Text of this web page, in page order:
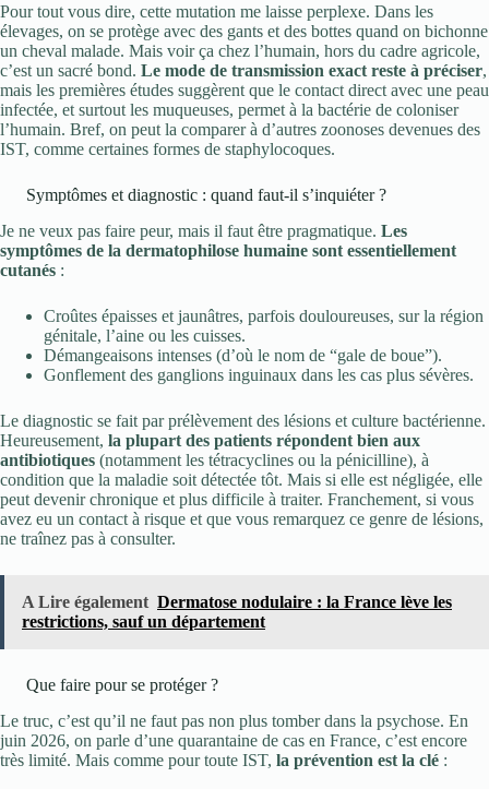
Pour tout vous dire, cette mutation me laisse perplexe. Dans les
élevages, on se protège avec des gants et des bottes quand on bichonne
un cheval malade. Mais voir ça chez l’humain, hors du cadre agricole,
c’est un sacré bond. Le mode de transmission exact reste à préciser,
mais les premières études suggèrent que le contact direct avec une peau
infectée, et surtout les muqueuses, permet à la bactérie de coloniser
l’humain. Bref, on peut la comparer à d’autres zoonoses devenues des
IST, comme certaines formes de staphylocoques.
Symptômes et diagnostic : quand faut-il s’inquiéter ?
Je ne veux pas faire peur, mais il faut être pragmatique. Les
symptômes de la dermatophilose humaine sont essentiellement
cutanés :
Croûtes épaisses et jaunâtres, parfois douloureuses, sur la région
génitale, l’aine ou les cuisses.
Démangeaisons intenses (d’où le nom de “gale de boue”).
Gonflement des ganglions inguinaux dans les cas plus sévères.
Le diagnostic se fait par prélèvement des lésions et culture bactérienne.
Heureusement, la plupart des patients répondent bien aux
antibiotiques (notamment les tétracyclines ou la pénicilline), à
condition que la maladie soit détectée tôt. Mais si elle est négligée, elle
peut devenir chronique et plus difficile à traiter. Franchement, si vous
avez eu un contact à risque et que vous remarquez ce genre de lésions,
ne traînez pas à consulter.
A Lire également Dermatose nodulaire : la France lève les
restrictions, sauf un département
Que faire pour se protéger ?
Le truc, c’est qu’il ne faut pas non plus tomber dans la psychose. En
juin 2026, on parle d’une quarantaine de cas en France, c’est encore
très limité. Mais comme pour toute IST, la prévention est la clé :